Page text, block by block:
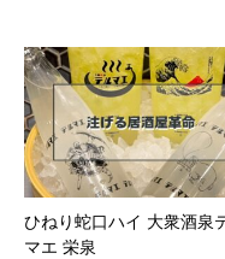
ひねり蛇口ハイ 大衆酒泉
マエ 栄泉